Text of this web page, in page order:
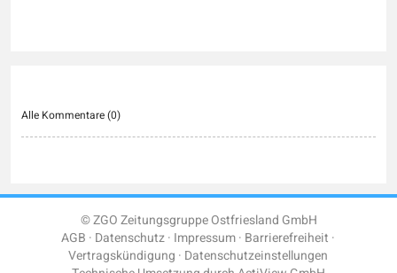
Alle Kommentare (0)
© ZGO Zeitungsgruppe Ostfriesland GmbH
AGB Datenschutz Impressum Barrierefreiheit
Vertragskündigung Datenschutzeinstellungen